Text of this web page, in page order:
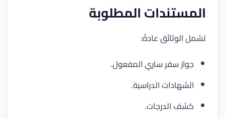
المستندات المطلوبة
تشمل الوثائق عادةً:
جواز سفر ساري المفعول.
الشهادات الدراسية.
كشف الدرجات.